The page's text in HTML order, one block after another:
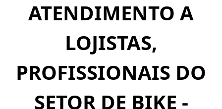
ATENDIMENTO A
LOJISTAS,
PROFISSIONAIS DO
SETOR DE BIKE -